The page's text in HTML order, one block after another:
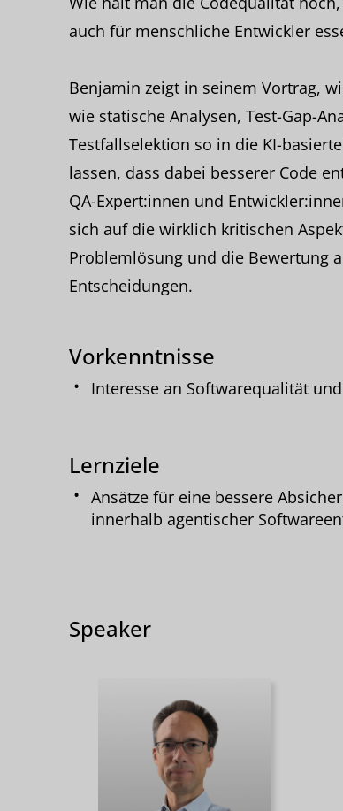
auch für menschliche Entwickler
Benjamin zeigt in seinem Vortrag,
wie statische Analysen, Test-Gap-
Testfallselektion so in die KI-
lassen, dass dabei besserer Code
QA-Expert:innen und
sich auf die wirklich kritischen
Problemlösung und die Bewertung
Entscheidungen.
Vorkenntnisse
Interesse an Softwarequalität
Lernziele
Ansätze für eine bessere
innerhalb agentischer
Speaker